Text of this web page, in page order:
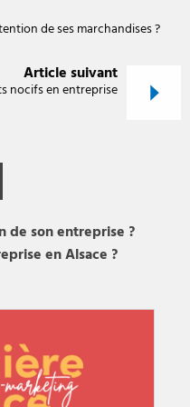
de ses marchandises ?
Article suivant
nocifs en entreprise
de son entreprise ?
en Alsace ?